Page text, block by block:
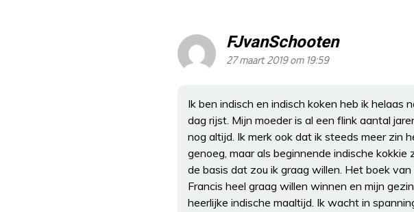
FJvanSchooten
27 maart 2019 om 19:59
Ik ben indisch en indisch koken heb ik helaas
dag rijst. Mijn moeder is al een flink aantal
nog altijd. Ik merk ook dat ik steeds meer zin
genoeg, maar als beginnende indische
de basis dat zou ik graag willen. Het boek
Francis heel graag willen winnen en mijn
heerlijke indische maaltijd. Ik wacht in